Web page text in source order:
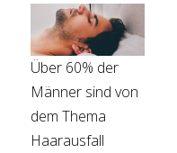
Über 60% der
Männer sind von
dem Thema
Haarausfall